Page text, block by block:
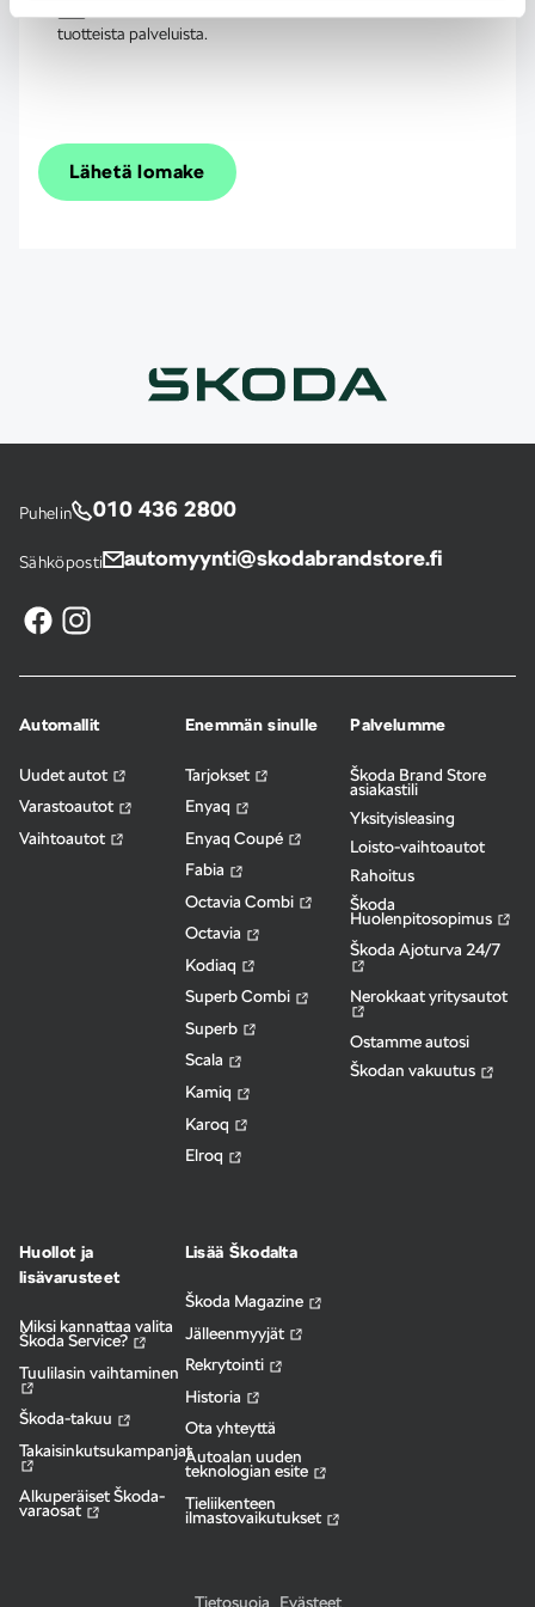
tuotteista palveluista.
Lähetä lomake
Puhelin 010 436 2800
Sähköposti automyynti@skodabrandstore.fi
Automallit
Uudet autot
Varastoautot
Vaihtoautot
Enemmän sinulle
Tarjokset
Enyaq
Enyaq Coupé
Fabia
Octavia Combi
Octavia
Kodiaq
Superb Combi
Superb
Scala
Kamiq
Karoq
Elroq
Palvelumme
Škoda Brand Store
asiakastili
Yksityisleasing
Loisto-vaihtoautot
Rahoitus
Škoda
Huolenpitosopimus
Škoda Ajoturva 24/7
Nerokkaat yritysautot
Ostamme autosi
Škodan vakuutus
Huollot ja
lisävarusteet
Miksi kannattaa valita
Škoda Service?
Tuulilasin vaihtaminen
Škoda-takuu
Takaisinkutsukampanjat
Alkuperäiset Škoda-
varaosat
Lisää Škodalta
Škoda Magazine
Jälleenmyyjät
Rekrytointi
Historia
Ota yhteyttä
Autoalan uuden
teknologian esite
Tieliikenteen
ilmastovaikutukset
Tietosuoja Evästeet